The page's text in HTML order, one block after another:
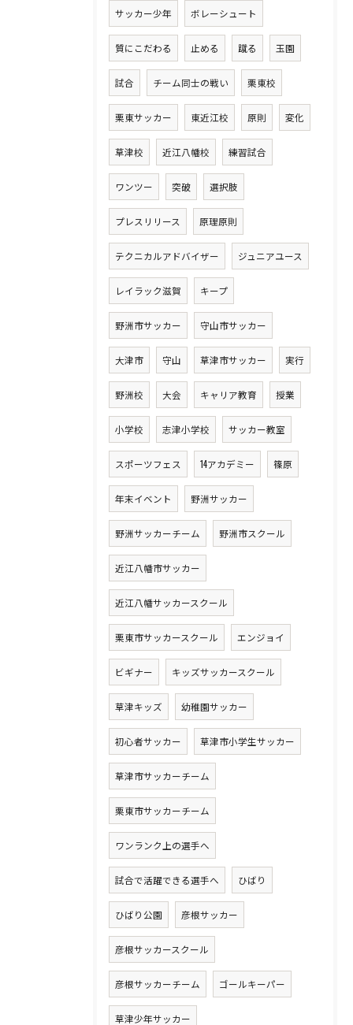
サッカー少年 ボレーシュート
質にこだわる 止める 蹴る 玉園
試合 チーム同士の戦い 栗東校
栗東サッカー 東近江校 原則 変化
草津校 近江八幡校 練習試合
ワンツー 突破 選択肢
プレスリリース 原理原則
テクニカルアドバイザー ジュニアユース
レイラック滋賀 キープ
野洲市サッカー 守山市サッカー
大津市 守山 草津市サッカー 実行
野洲校 大会 キャリア教育 授業
小学校 志津小学校 サッカー教室
スポーツフェス 14アカデミー 篠原
年末イベント 野洲サッカー
野洲サッカーチーム 野洲市スクール
近江八幡市サッカー
近江八幡サッカースクール
栗東市サッカースクール エンジョイ
ビギナー キッズサッカースクール
草津キッズ 幼稚園サッカー
初心者サッカー 草津市小学生サッカー
草津市サッカーチーム
栗東市サッカーチーム
ワンランク上の選手へ
試合で活躍できる選手へ ひばり
ひばり公園 彦根サッカー
彦根サッカースクール
彦根サッカーチーム ゴールキーパー
草津少年サッカー